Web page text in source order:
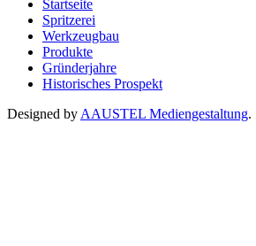
Startseite
Spritzerei
Werkzeugbau
Produkte
Gründerjahre
Historisches Prospekt
Designed by AAUSTEL Mediengestaltung.